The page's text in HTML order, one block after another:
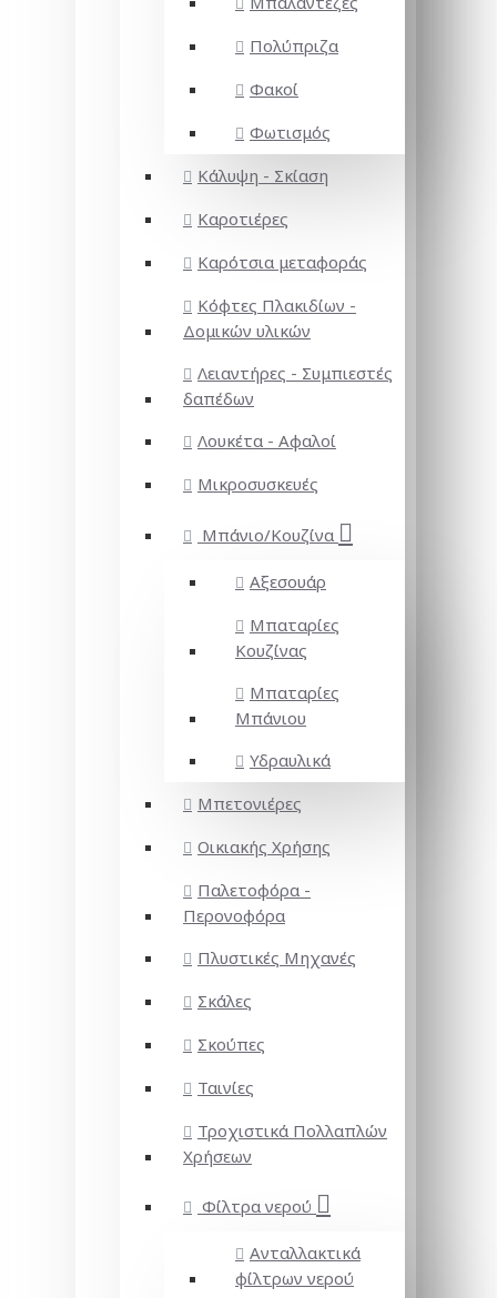
Πολύπριζα
Φακοί
Φωτισμός
Κάλυψη - Σκίαση
Καροτιέρες
Καρότσια μεταφοράς
Κόφτες Πλακιδίων -
Δομικών υλικών
Λειαντήρες - Συμπιεστές
δαπέδων
Λουκέτα - Αφαλοί
Μικροσυσκευές
Μπάνιο/Κουζίνα
Αξεσουάρ
Μπαταρίες
Κουζίνας
Μπαταρίες
Μπάνιου
Υδραυλικά
Μπετονιέρες
Οικιακής Χρήσης
Παλετοφόρα -
Περονοφόρα
Πλυστικές Μηχανές
Σκάλες
Σκούπες
Ταινίες
Τροχιστικά Πολλαπλών
Χρήσεων
Φίλτρα νερού
Ανταλλακτικά
φίλτρων νερού